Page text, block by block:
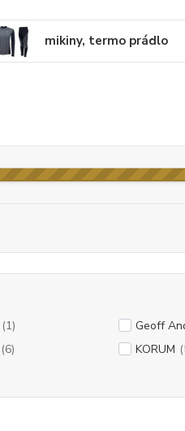
mikiny, termo prádlo
(1) Geoff
(6) KORUM